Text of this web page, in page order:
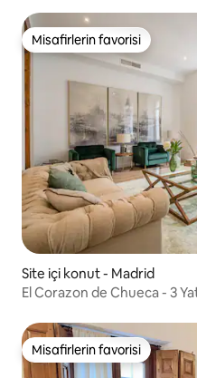
Misafirlerin favorisi
Misafirlerin favorisi
Site içi konut - Madrid
El Corazon de Chueca - 3
Misafirlerin favorisi
Misafirlerin favorisi